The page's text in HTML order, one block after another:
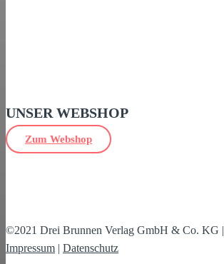
UNSER WEBSHOP
Zum Webshop
©2021 Drei Brunnen Verlag GmbH & Co. KG |
Impressum | Datenschutz